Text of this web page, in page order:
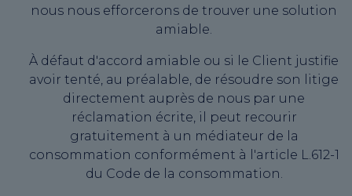
nous nous efforcerons de trouver une solution
amiable.
À défaut d'accord amiable ou si le Client justifie
avoir tenté, au préalable, de résoudre son litige
directement auprès de nous par une
réclamation écrite, il peut recourir
gratuitement à un médiateur de la
consommation conformément à l'article L.612-1
du Code de la consommation.